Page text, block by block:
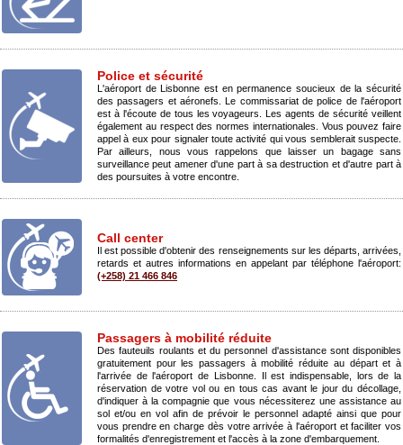
Police et sécurité
L'aéroport de Lisbonne est en permanence soucieux de la sécurité
des passagers et aéronefs. Le commissariat de police de l'aéroport
est à l'écoute de tous les voyageurs. Les agents de sécurité veillent
également au respect des normes internationales. Vous pouvez faire
appel à eux pour signaler toute activité qui vous semblerait suspecte.
Par ailleurs, nous vous rappelons que laisser un bagage sans
surveillance peut amener d'une part à sa destruction et d'autre part à
des poursuites à votre encontre.
Call center
Il est possible d'obtenir des renseignements sur les départs, arrivées,
retards et autres informations en appelant par téléphone l'aéroport:
(+258) 21 466 846
Passagers à mobilité réduite
Des fauteuils roulants et du personnel d'assistance sont disponibles
gratuitement pour les passagers à mobilité réduite au départ et à
l'arrivée de l'aéroport de Lisbonne. Il est indispensable, lors de la
réservation de votre vol ou en tous cas avant le jour du décollage,
d'indiquer à la compagnie que vous nécessiterez une assistance au
sol et/ou en vol afin de prévoir le personnel adapté ainsi que pour
vous prendre en charge dès votre arrivée à l'aéroport et faciliter vos
formalités d'enregistrement et l'accès à la zone d'embarquement.